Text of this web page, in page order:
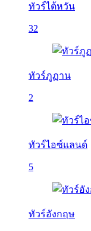
ทัวร์ไต้หวัน
32
ทัวร์ภูฏาน
2
ทัวร์ไอซ์แลนด์
5
ทัวร์อังกฤษ